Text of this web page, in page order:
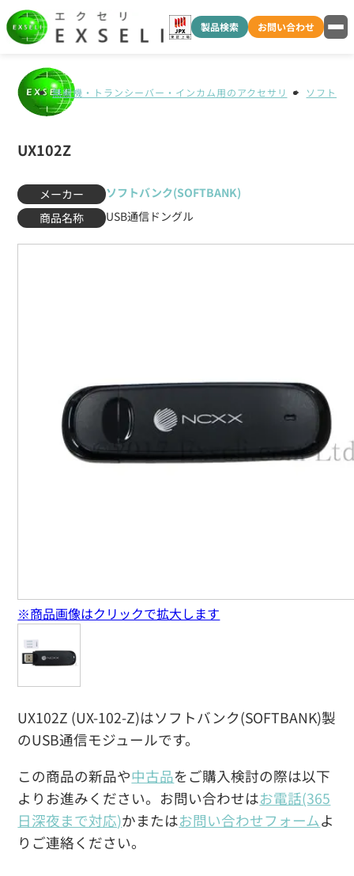
製品検索 お問い合わせ
無線機・トランシーバー・インカム用のアクセサリ ソフトバ
UX102Z
メーカー
ソフトバンク(SOFTBANK)
商品名称
USB通信ドングル
UX102Z (UX-102-Z)はソフトバンク(SOFTBANK)製
のUSB通信モジュールです。
この商品の新品や中古品をご購入検討の際は以下
よりお進みください。お問い合わせはお電話(365
日深夜まで対応)かまたはお問い合わせフォームよ
りご連絡ください。
※商品画像はクリックで拡大します